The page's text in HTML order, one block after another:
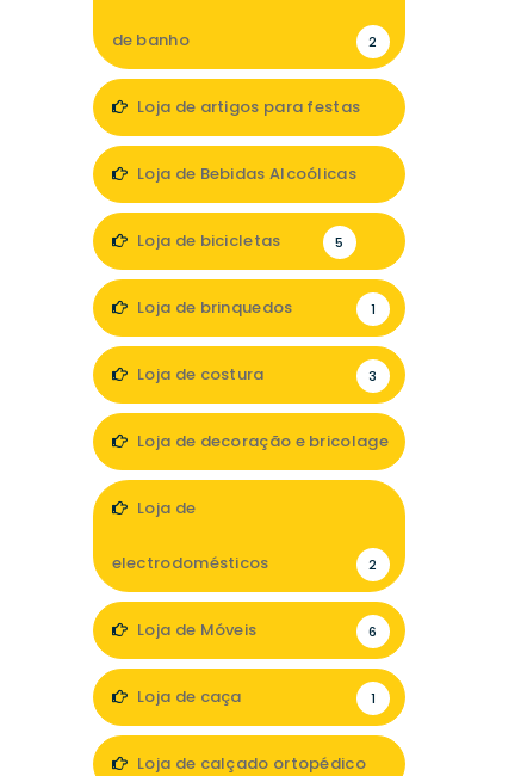
de banho 2
Loja de artigos para festas
Loja de Bebidas Alcoólicas
Loja de bicicletas 5
Loja de brinquedos 1
Loja de costura 3
Loja de decoração e bricolage
Loja de
electrodomésticos 2
Loja de Móveis 6
Loja de caça 1
Loja de calçado ortopédico